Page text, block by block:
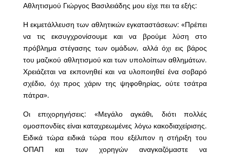
Αθλητισμού Γιώργος Βασιλειάδης μου είχε πει τα εξής:
Η εκμετάλλευση των αθλητικών εγκαταστάσεων: «Πρέπει
να τις εκσυγχρονίσουμε και να βρούμε λύση στο
πρόβλημα στέγασης των ομάδων, αλλά όχι εις βάρος
του μαζικού αθλητισμού και των υπολοίπων αθλημάτων.
Χρειάζεται να εκπονηθεί και να υλοποιηθεί ένα σοβαρό
σχέδιο, όχι προς χάριν της ψηφοθηρίας, ούτε τσάτρα
πάτρα».
Οι επιχορηγήσεις: «Μεγάλο αγκάθι, διότι πολλές
ομοσπονδίες είναι καταχρεωμένες λόγω κακοδιαχείρισης.
Ειδικά τώρα ειδικά τώρα που εξέλιπον η στήριξη του
ΟΠΑΠ και των χορηγών αναγκαζόμαστε να